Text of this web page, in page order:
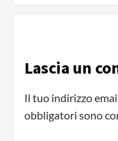
Lascia un
Il tuo indirizzo
obbligatori sono